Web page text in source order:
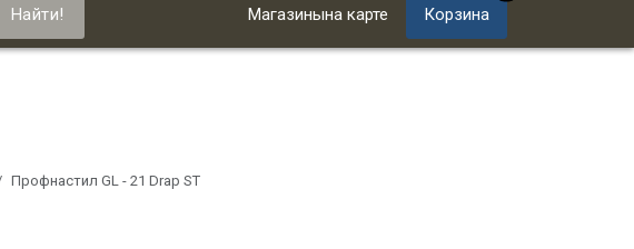
Найти! Магазинына карте Корзина
Профнастил GL - 21 Drap ST